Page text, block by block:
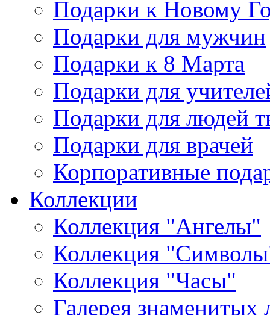
Подарки к Новому
Подарки для мужчин
Подарки к 8 Марта
Подарки для
Подарки для людей
Подарки для врачей
Корпоративные
Коллекции
Коллекция "Ангелы"
Коллекция
Коллекция "Часы"
Галерея знаменитых